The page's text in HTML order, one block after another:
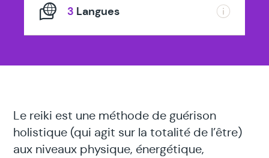
3 Langues
Le reiki est une méthode de guérison
holistique (qui agit sur la totalité de l’être)
aux niveaux physique, énergétique,